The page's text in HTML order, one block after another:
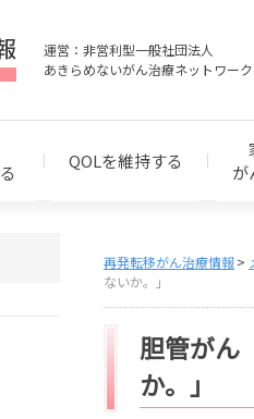
運営：非営利型一般社団法人
あきらめないがん治療ネットワーク
QOLを維持する
が
再発転移がん治療情報
ないか。」
胆管がん
か。」